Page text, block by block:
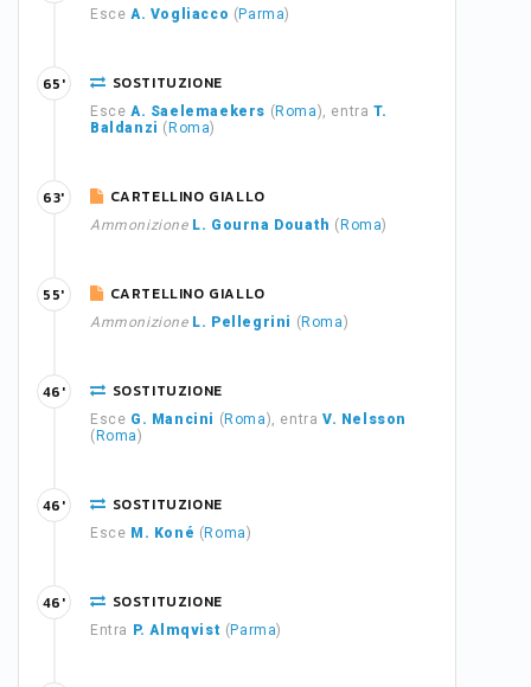
Esce A. Vogliacco ( Parma)
SOSTITUZIONE
Esce A. Saelemaekers ( Roma), entraT.
Baldanzi ( Roma)
65'
CARTELLINO GIALLO
Ammonizione L. Gourna Douath ( Roma)
63'
CARTELLINO GIALLO
Ammonizione L. Pellegrini ( Roma)
55'
SOSTITUZIONE
Esce G. Mancini ( Roma), entraV. Nelsson
( Roma)
46'
SOSTITUZIONE
Esce M. Koné ( Roma)
46'
SOSTITUZIONE
Entra P. Almqvist ( Parma)
46'